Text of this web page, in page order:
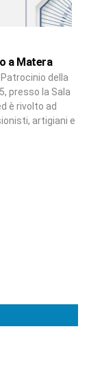
a Matera
della
presso la Sala
è rivolto ad
artigiani e